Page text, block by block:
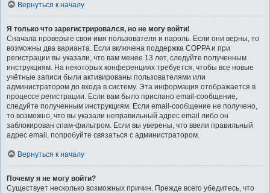
Вернуться к началу
Я только что зарегистрировался, но не могу войти!
Сначала проверьте свои имя пользователя и пароль. Если они верны, то
возможны два варианта. Если включена поддержка COPPA и при
регистрации вы указали, что вам менее 13 лет, следуйте полученным
инструкциям. На некоторых конференциях требуется, чтобы все новые
учётные записи были активированы пользователями или
администратором до входа в систему. Эта информация отображается в
процессе регистрации. Если вам было прислано email-сообщение,
следуйте полученным инструкциям. Если email-сообщение не получено,
то возможно, что вы указали неправильный адрес email либо он
заблокирован спам-фильтром. Если вы уверены, что ввели правильный
адрес email, попробуйте связаться с администратором.
Вернуться к началу
Почему я не могу войти?
Существует несколько возможных причин. Прежде всего убедитесь, что